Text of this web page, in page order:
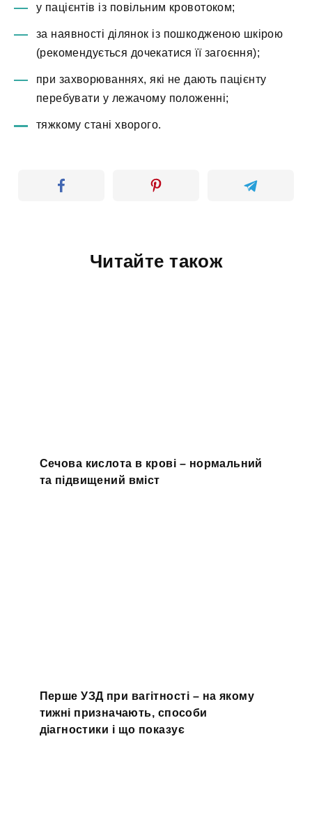
у пацієнтів із повільним кровотоком;
за наявності ділянок із пошкодженою шкірою
(рекомендується дочекатися її загоєння);
при захворюваннях, які не дають пацієнту
перебувати у лежачому положенні;
тяжкому стані хворого.
Читайте також
Сечова кислота в крові – нормальний
та підвищений вміст
Перше УЗД при вагітності – на якому
тижні призначають, способи
діагностики і що показує